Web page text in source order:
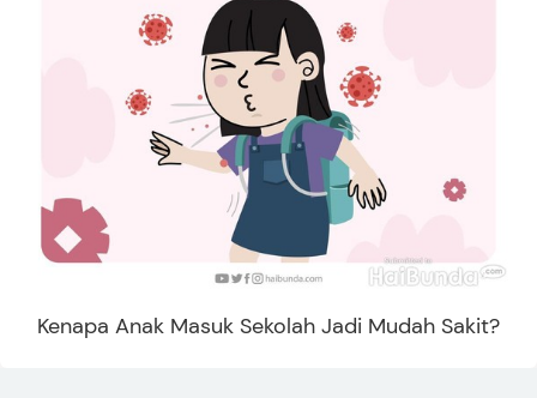
Kenapa Anak Masuk Sekolah Jadi Mudah Sakit?